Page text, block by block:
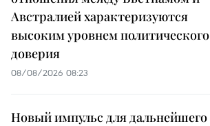
Австралией характеризуются
высоким уровнем политического
доверия
08/08/2026 08:23
Новый импульс для дальнейшего